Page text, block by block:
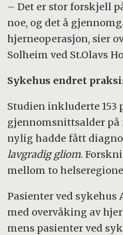
– Det er stor forskjell
noe, og det å
hjerneoperasjon, sier
Solheim ved St.Olavs
Sykehus endret
Studien inkluderte 153
gjennomsnittsalder på
nylig hadde fått
lavgradig gliom.
mellom to
Pasienter ved sykehus
med overvåking av
mens pasienter ved